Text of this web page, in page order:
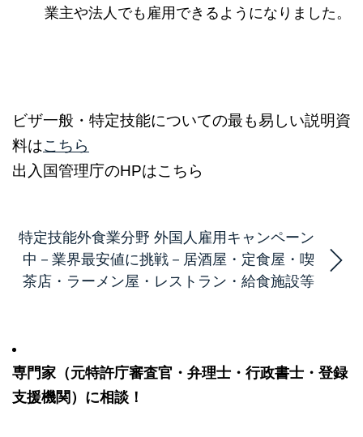
業主や法人でも雇用できるようになりました。
ビザ一般・特定技能についての最も易しい説明資
料はこちら
出入国管理庁のHPはこちら
特定技能外食業分野 外国人雇用キャンペーン
中－業界最安値に挑戦－居酒屋・定食屋・喫
茶店・ラーメン屋・レストラン・給食施設等
専門家（元特許庁審査官・弁理士・行政書士・登録
支援機関）に相談！